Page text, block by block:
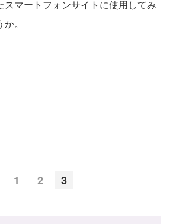
スマートフォンサイトに使用してみ
。
1 2 3